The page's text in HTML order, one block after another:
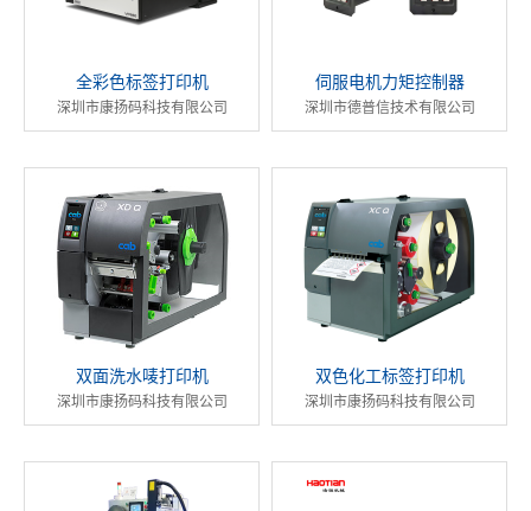
全彩色标签打印机
深圳市康扬码科技有限公司
伺服电机力矩控制器
深圳市德普信技术有限公司
双面洗水唛打印机
深圳市康扬码科技有限公司
双色化工标签打印机
深圳市康扬码科技有限公司